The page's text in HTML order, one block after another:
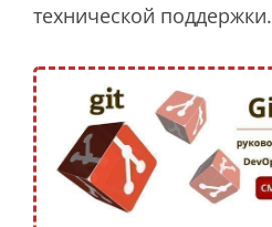
технической поддержки.